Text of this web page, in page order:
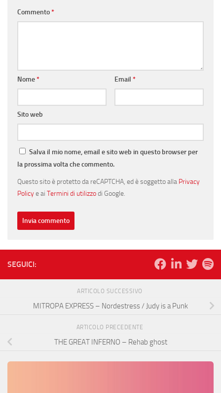
Commento*
Nome* Email *
Sito web
Salva il mio nome, email e sito web in questo browser per
la prossima volta che commento.
Questo sito è protetto da reCAPTCHA, ed è soggetto alla Privacy
Policye ai Termini di utilizzodi Google.
SEGUICI:
ARTICOLO SUCCESSIVO
MITROPA EXPRESS – Nordestress / Judy is a Punk
ARTICOLO PRECEDENTE
THE GREAT INFERNO – Rehab ghost